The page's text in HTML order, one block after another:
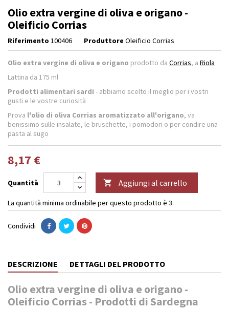
Olio extra vergine di oliva e origano -
Oleificio Corrias
Riferimento 100406 Produttore Oleificio Corrias
Olio extra vergine di oliva e origano prodotto da Corrias, a Riola
Lattina da 175 ml
Prodotti alimentari sardi - abbiamo scelto il meglio per i vostri
gusti e le vostre curiosità
Prova l'olio di oliva Corrias aromatizzato all'origano, va
benissimo sulle insalate, le bruschette, i pomodori o per condire una
pasta al sugo
8,17 €
Quantità  Aggiungi al carrello
La quantità minima ordinabile per questo prodotto è 3.
Condividi
DESCRIZIONE DETTAGLI DEL PRODOTTO
Olio extra vergine di oliva e origano -
Oleificio Corrias - Prodotti di Sardegna